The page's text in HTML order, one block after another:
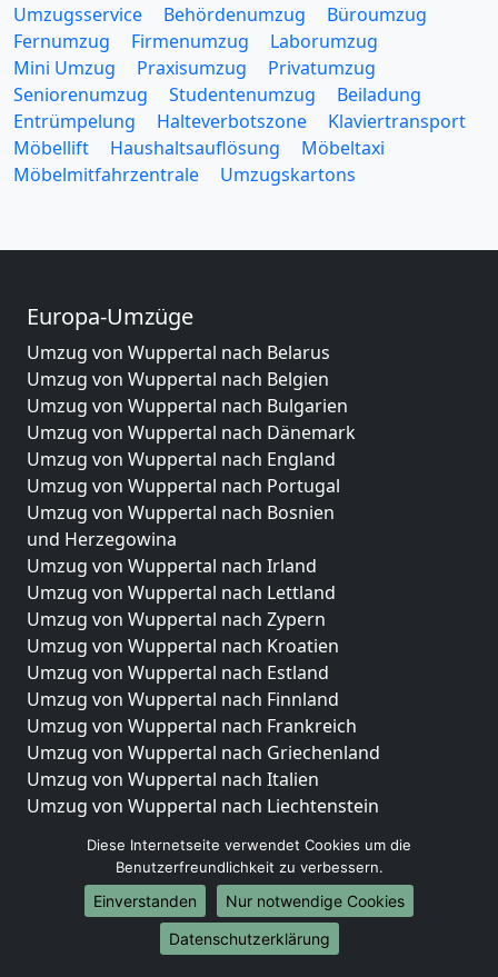
Umzugsservice Behördenumzug
Büroumzug
Fernumzug
Firmenumzug
Laborumzug
Mini Umzug
Praxisumzug
Privatumzug
Seniorenumzug
Studentenumzug
Beiladung
Entrümpelung
Halteverbotszone
Klaviertransport
Möbellift
Haushaltsauflösung
Möbeltaxi
Möbelmitfahrzentrale
Umzugskartons
Europa-Umzüge
Umzug von Wuppertal nach Belarus
Umzug von Wuppertal nach Belgien
Umzug von Wuppertal nach Bulgarien
Umzug von Wuppertal nach Dänemark
Umzug von Wuppertal nach England
Umzug von Wuppertal nach Portugal
Umzug von Wuppertal nach Bosnien
und Herzegowina
Umzug von Wuppertal nach Irland
Umzug von Wuppertal nach Lettland
Umzug von Wuppertal nach Zypern
Umzug von Wuppertal nach Kroatien
Umzug von Wuppertal nach Estland
Umzug von Wuppertal nach Finnland
Umzug von Wuppertal nach Frankreich
Umzug von Wuppertal nach Griechenland
Umzug von Wuppertal nach Italien
Umzug von Wuppertal nach Liechtenstein
Umzug von Wuppertal nach Niederlande
Umzug von Wuppertal nach Norwegen
Umzüge-Deutschlandweit
Diese Internetseite verwendet Cookies um die
Benutzerfreundlichkeit zu verbessern.
Einverstanden
Nur notwendige Cookies
Datenschutzerklärung